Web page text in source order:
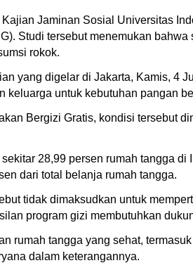
Jaminan Sosial Universitas
Studi tersebut menemukan
rokok.
yang digelar di Jakarta, Kamis, 4
untuk kebutuhan pangan
Bergizi Gratis, kondisi tersebut
28,99 persen rumah tangga
dari total belanja rumah tangga.
tidak dimaksudkan untuk
program gizi membutuhkan
rumah tangga yang sehat,
dalam keterangannya.